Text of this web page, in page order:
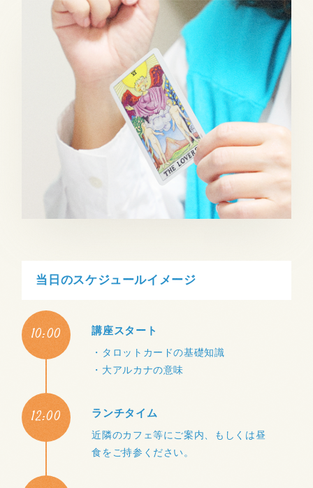
当日のスケジュールイメージ
10:00 講座スタート
・タロットカードの基礎知識
・大アルカナの意味
12:00 ランチタイム
近隣のカフェ等にご案内、もしくは昼
食をご持参ください。